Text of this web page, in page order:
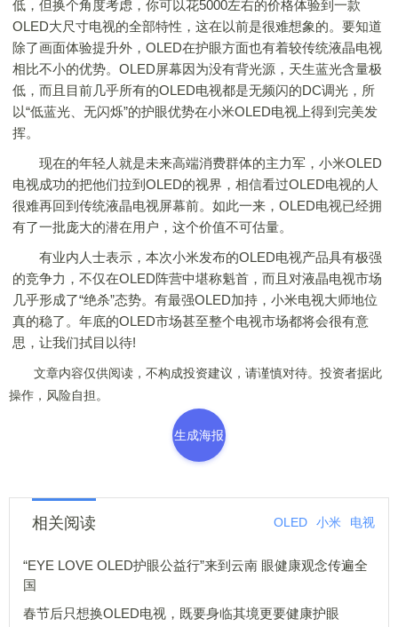
低，但换个角度考虑，你可以花5000左右的价格体验到一款
OLED大尺寸电视的全部特性，这在以前是很难想象的。要知道
除了画面体验提升外，OLED在护眼方面也有着较传统液晶电视
相比不小的优势。OLED屏幕因为没有背光源，天生蓝光含量极
低，而且目前几乎所有的OLED电视都是无频闪的DC调光，所
以“低蓝光、无闪烁”的护眼优势在小米OLED电视上得到完美发
挥。
现在的年轻人就是未来高端消费群体的主力军，小米OLED
电视成功的把他们拉到OLED的视界，相信看过OLED电视的人
很难再回到传统液晶电视屏幕前。如此一来，OLED电视已经拥
有了一批庞大的潜在用户，这个价值不可估量。
有业内人士表示，本次小米发布的OLED电视产品具有极强
的竞争力，不仅在OLED阵营中堪称魁首，而且对液晶电视市场
几乎形成了“绝杀”态势。有最强OLED加持，小米电视大师地位
真的稳了。年底的OLED市场甚至整个电视市场都将会很有意
思，让我们拭目以待!
文章内容仅供阅读，不构成投资建议，请谨慎对待。投资者据此
操作，风险自担。
生成海报
相关阅读 OLED 小米 电视
“EYE LOVE OLED护眼公益行”来到云南 眼健康观念传遍全
国
春节后只想换OLED电视，既要身临其境更要健康护眼